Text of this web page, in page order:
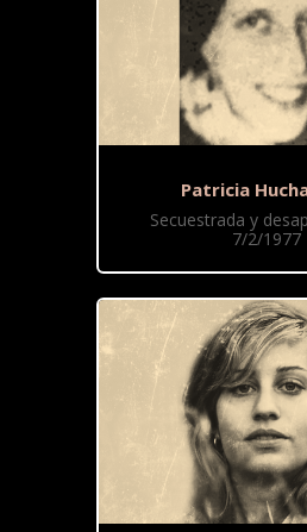
Patricia
Secuestrada y
7/2/1977